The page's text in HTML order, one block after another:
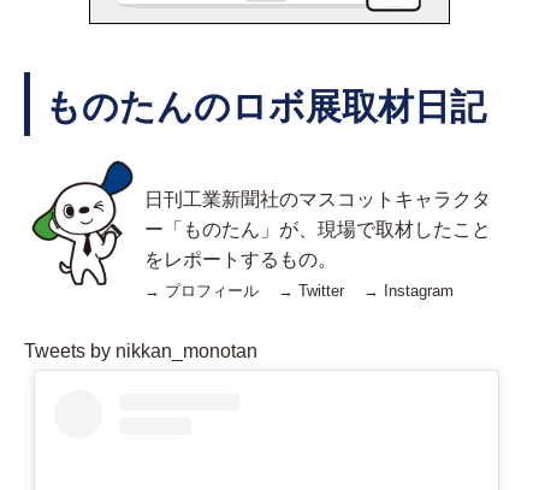
ものたんのロボ展取材日記
日刊工業新聞社のマスコットキャラクタ
ー「ものたん」が、現場で取材したこと
をレポートするもの。
→ プロフィール → Twitter → Instagram
Tweets by nikkan_monotan